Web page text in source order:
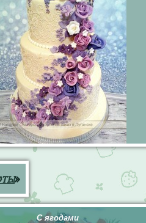
»
С ягодами